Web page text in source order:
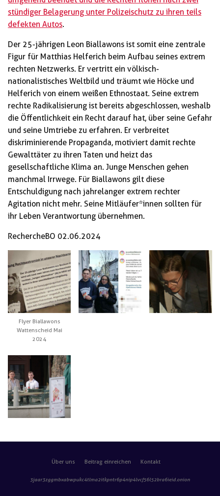
stündiger Belagerung unter Polizeischutz zu ihren teils
defekten Autos.
Der 25-jährigen Leon Biallawons ist somit eine zentrale
Figur für Matthias Helferich beim Aufbau seines extrem
rechten Netzwerks. Er vertritt ein völkisch-
nationalistisches Weltbild und träumt wie Höcke und
Helferich von einem weißen Ethnostaat. Seine extrem
rechte Radikalisierung ist bereits abgeschlossen, weshalb
die Öffentlichkeit ein Recht darauf hat, über seine Gefahr
und seine Umtriebe zu erfahren. Er verbreitet
diskriminierende Propaganda, motiviert damit rechte
Gewalttäter zu ihren Taten und heizt das
gesellschaftliche Klima an. Junge Menschen gehen
manchmal Irrwege. Für Biallawons gilt diese
Entschuldigung nach jahrelanger extrem rechter
Agitation nicht mehr. Seine Mitläufer*innen sollten für
ihr Leben Verantwortung übernehmen.
RechercheBO 02.06.2024
Flyer Biallawons
Wattenscheid Mai
2024
Über uns Beitrag einreichen Kontakt
3jaar3zggmbxabwpukc4tlma2itkpntr6p4nip4lvcf56l52bra6ieid .onion